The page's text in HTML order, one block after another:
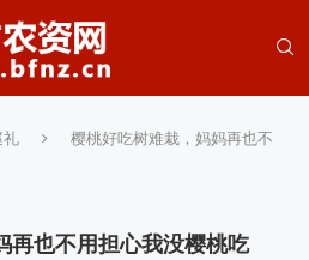
礼
樱桃好吃树难栽，妈妈再也不
再也不用担心我没樱桃吃